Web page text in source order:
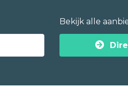
Bekijk alle